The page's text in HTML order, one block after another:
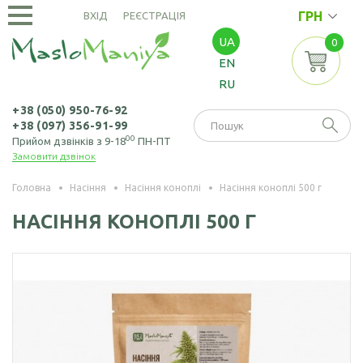
ВХІД РЕЄСТРАЦІЯ ГРН
UA
EN
RU
+38 (050) 950-76-92
+38 (097) 356-91-99
Прийом дзвінків з 9-1800 ПН-ПТ
Замовити дзвінок
0
ОЛІЇ
ХОЛОДНОГО
Амарантова олія
Арахісова олія
кісточок олія
Віноградних
Волоського горіха
Кедрового горіха
ОЛІЇ
ЕКСТРАКЦІЙНІ
Амарантова олія
олія
БОРОШНО
Борошно
амарантове
Борошно гірчичне
НАСІННЯ
Головна Насіння Насіння коноплі Насіння коноплі 500 г
НАСІННЯ КОНОПЛІ 500 Г